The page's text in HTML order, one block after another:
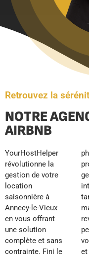
Retrouvez la
NOTRE
AIRBNB
YourHostHelper
révolutionne la
gestion de votre
location
saisonnière à
Annecy-le-Vieux
en vous offrant
une solution
complète et sans
contrainte. Fini le
photos
professionnelles,
gestion
intelligente des
tarifs pour
maximiser vos
revenus, accueil
personnalisé de
vos hôtes 24h/24
et 7j/7, nettoyage
votre visibilité sur
Airbnb. Pendant
que votre
investissement
fonctionne en
pilote
automatique,
vous profitez
sereinement de
revenus